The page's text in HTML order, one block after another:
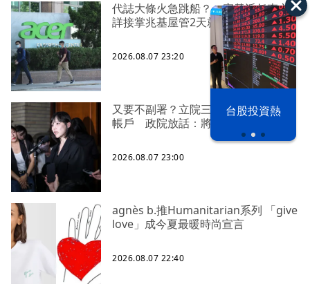
漢光42演習 台股投資熱
代誌大條火急跳船？ 宏碁派任李文
詳接掌兆基屋管2天就喊撤出！
2026.08.07 23:20
又要不副署？立院三讀藍白兒少未來
帳戶 政院放話：將採必要憲政作為
2026.08.07 23:00
agnès b.推Humanitarian系列 「give
love」成今夏最暖時尚宣言
2026.08.07 22:40